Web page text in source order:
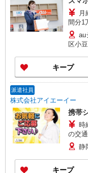
間分1
す。 【年収例】 年収400万円（月給25万円×12ヶ
月＋
28万
者 経
＋諸
au
区小
る場所
キープ
派遣社員
株式会社アイエーイー
携帯
時
の交
払 静
キープ